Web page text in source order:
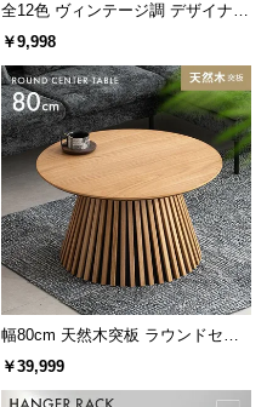
全12色 ヴィンテージ調 デザイナー
ズシェルチェア
￥9,998
幅80cm 天然木突板 ラウンドセン
ターテーブル 美しい格子デザイン
￥39,999